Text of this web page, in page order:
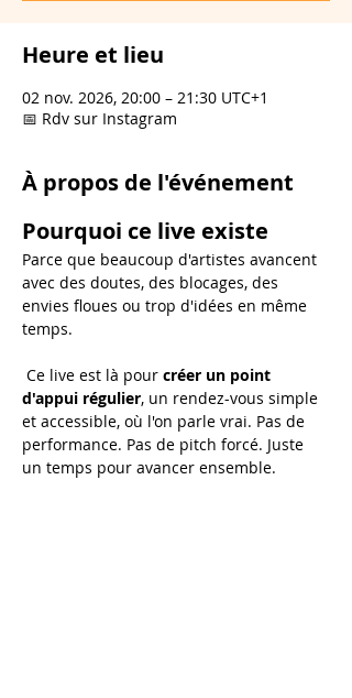
Heure et lieu
02 nov. 2026, 20:00 – 21:30 UTC+1
📅 Rdv sur Instagram
À propos de l'événement
Pourquoi ce live existe
Parce que beaucoup d'artistes avancent
avec des doutes, des blocages, des
envies floues ou trop d'idées en même
temps.
Ce live est là pour créer un point
d'appui régulier, un rendez-vous simple
et accessible, où l'on parle vrai. Pas de
performance. Pas de pitch forcé. Juste
un temps pour avancer ensemble.